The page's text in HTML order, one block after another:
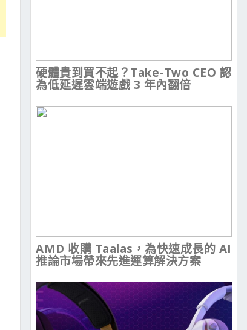
硬體貴到買不起？Take-Two CEO 認
為低延遲雲端遊戲 3 年內翻倍
AMD 收購 Taalas，為快速成長的 AI
推論市場帶來先進運算解決方案